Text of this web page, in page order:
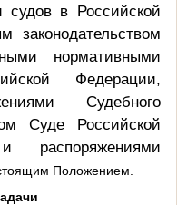
судов в Российской
законодательством
нормативными
Федерации,
Судебного
Суде Российской
распоряжениями
Положением.